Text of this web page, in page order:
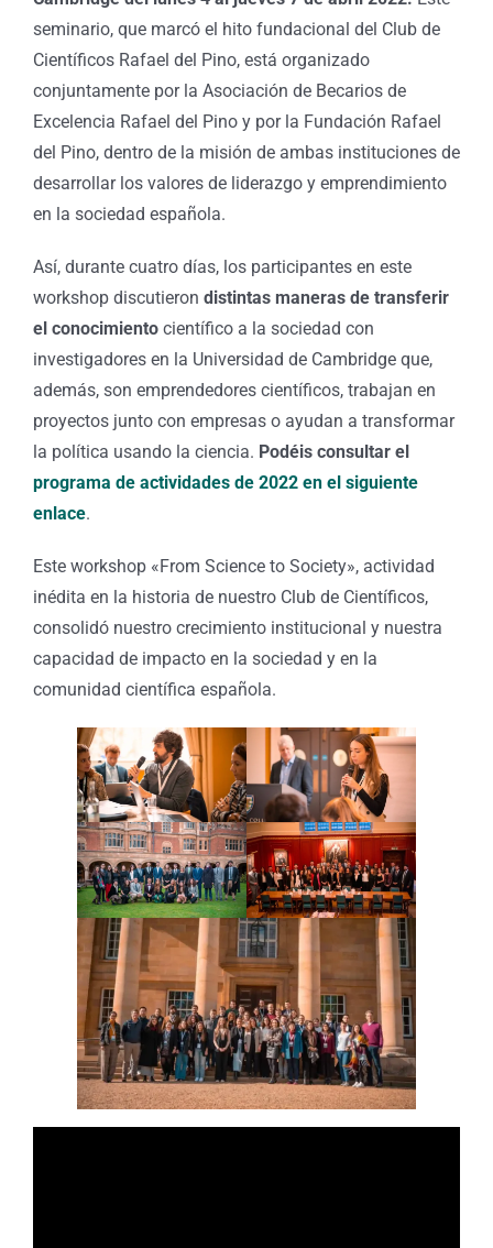
seminario, que marcó el hito fundacional del Club de
Científicos Rafael del Pino, está organizado
conjuntamente por la Asociación de Becarios de
Excelencia Rafael del Pino y por la Fundación Rafael
del Pino, dentro de la misión de ambas instituciones de
desarrollar los valores de liderazgo y emprendimiento
en la sociedad española.
Así, durante cuatro días, los participantes en este
workshop discutieron distintas maneras de transferir
el conocimiento científico a la sociedad con
investigadores en la Universidad de Cambridge que,
además, son emprendedores científicos, trabajan en
proyectos junto con empresas o ayudan a transformar
la política usando la ciencia. Podéis consultar el
programa de actividades de 2022 en el siguiente
enlace.
Este workshop «From Science to Society», actividad
inédita en la historia de nuestro Club de Científicos,
consolidó nuestro crecimiento institucional y nuestra
capacidad de impacto en la sociedad y en la
comunidad científica española.